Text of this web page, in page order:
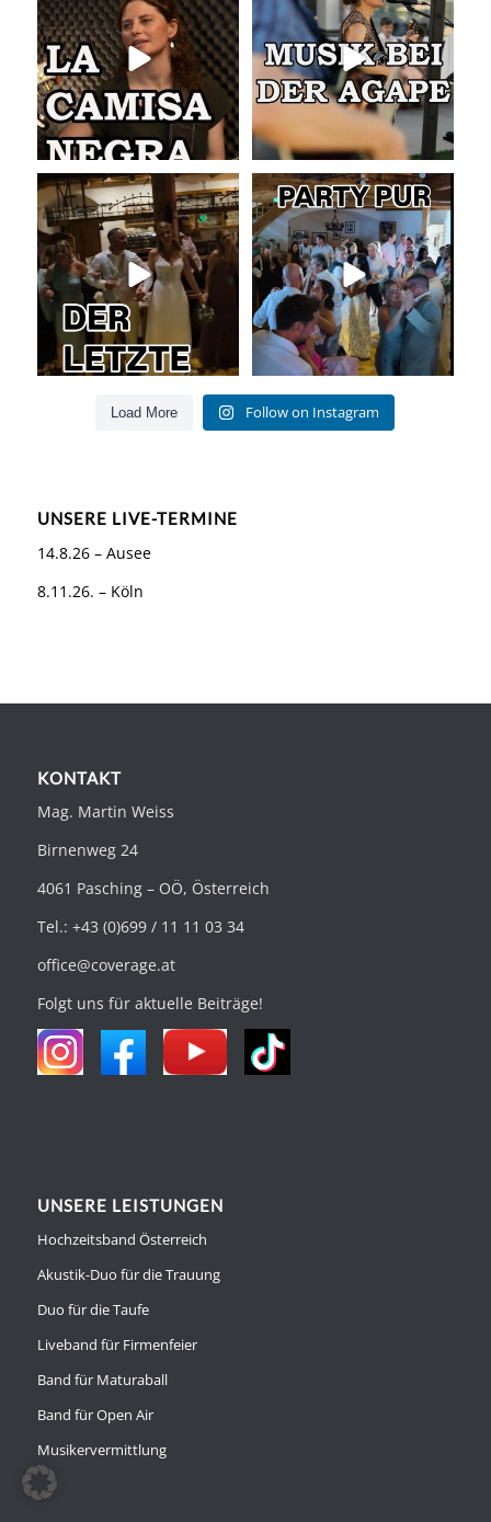
Wir lieben...
49 0
Was passiert...
54 4
Abschlusslied der Hochzeit
Was für ein...
53 0
Party pur mit mit den besten Hits
für Jung und Alt...
55 0
Load More Follow on Instagram
UNSERE LIVE-TERMINE
14.8.26 – Ausee
8.11.26. – Köln
KONTAKT
Mag. Martin Weiss
Birnenweg 24
4061 Pasching – OÖ, Österreich
Tel.: +43 (0)699 / 11 11 03 34
office@coverage.at
Folgt uns für aktuelle Beiträge!
UNSERE LEISTUNGEN
Hochzeitsband Österreich
Akustik-Duo für die Trauung
Duo für die Taufe
Liveband für Firmenfeier
Band für Maturaball
Band für Open Air
Musikervermittlung